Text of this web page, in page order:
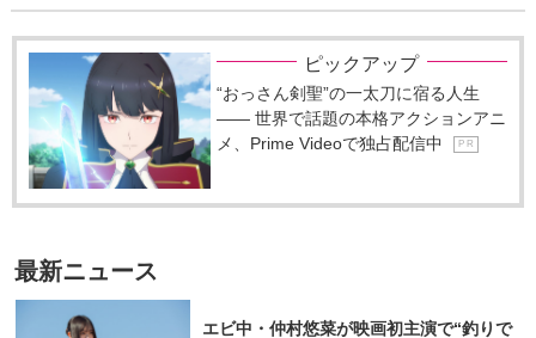
ピックアップ
“おっさん剣聖”の一太刀に宿る人生
―― 世界で話題の本格アクションアニ
メ、Prime Videoで独占配信中
P R
最新ニュース
エビ中・仲村悠菜が映画初主演で“釣りで